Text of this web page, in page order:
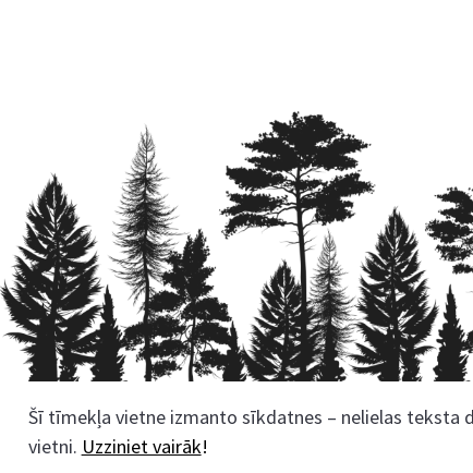
Rekvizīti
Šī tīmekļa vietne izmanto sīkdatnes – nelielas teksta
vietni. Uzziniet vairāk!